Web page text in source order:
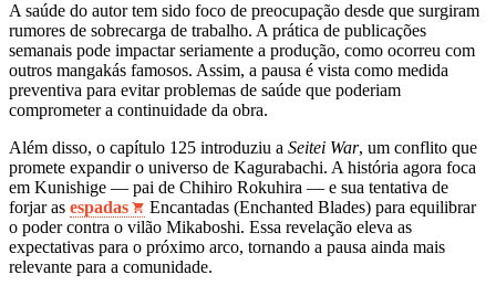
A saúde do autor tem sido foco de preocupação desde que surgiram
rumores de sobrecarga de trabalho. A prática de publicações
semanais pode impactar seriamente a produção, como ocorreu com
outros mangakás famosos. Assim, a pausa é vista como medida
preventiva para evitar problemas de saúde que poderiam
comprometer a continuidade da obra.
Além disso, o capítulo 125 introduziu a Seitei War, um conflito que
promete expandir o universo de Kagurabachi. A história agora foca
em Kunishige — pai de Chihiro Rokuhira — e sua tentativa de
forjar as espadas
Encantadas (Enchanted Blades) para equilibrar
o poder contra o vilão Mikaboshi. Essa revelação eleva as
expectativas para o próximo arco, tornando a pausa ainda mais
relevante para a comunidade.